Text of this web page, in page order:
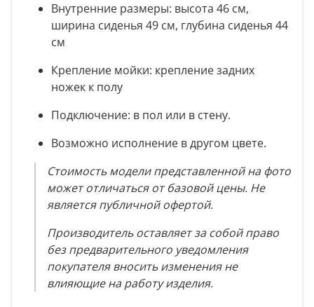
Внутренние размеры: высота 46 см,
ширина сиденья 49 см, глубина сиденья 44
см
Крепление мойки: крепление задних
ножек к полу
Подключение: в пол или в стену.
Возможно исполнение в другом цвете.
Стоимость модели представленной на фото
может отличаться от базовой цены. Не
является публичной офертой.
Производитель оставляет за собой право
без предварительного уведомления
покупателя вносить изменения не
влияющие на работу изделия.